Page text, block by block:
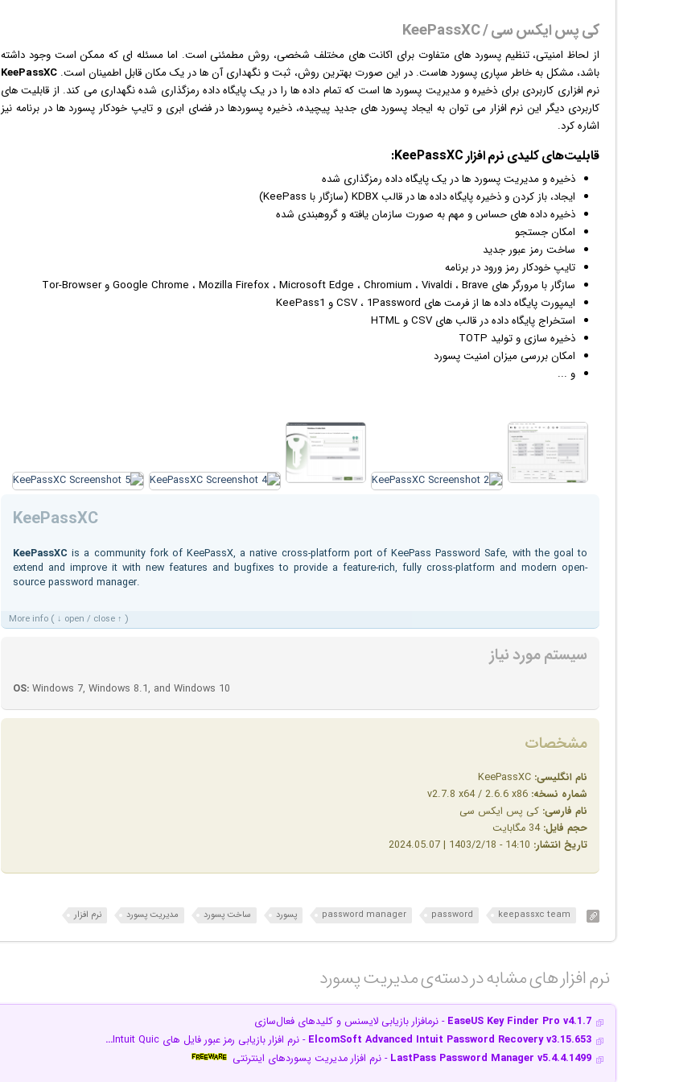
کی پس ایکس سی / KeePassXC
از لحاظ امنیتی، تنظیم پسورد های متفاوت برای اکانت های مختلف شخصی، روش مطمئنی است. اما مسئله ای که ممکن است وجود داشته
باشد، مشکل به خاطر سپاری پسورد هاست. در این صورت بهترین روش، ثبت و نگهداری آن ها در یک مکان قابل اطمینان است. KeePassXC
نرم افزاری کاربردی برای ذخیره و مدیریت پسورد ها است که تمام داده ها را در یک پایگاه داده رمزگذاری شده نگهداری می کند. از قابلیت های
کاربردی دیگر این نرم افزار می توان به ایجاد پسورد های جدید پیچیده، ذخیره پسوردها در فضای ابری و تایپ خودکار پسورد ها در برنامه نیز
اشاره کرد.
قابلیت‌های کلیدی نرم افزار
ذخیره و مدیریت پسورد ها در یک پایگاه داده رمزگذاری شده
ایجاد، باز کردن و ذخیره پایگاه داده ها در قالب KDBX (سازگار با KeePass)
ذخیره داده های حساس و مهم به صورت سازمان یافته و گروهبندی شده
امکان جستجو
ساخت رمز عبور جدید
تایپ خودکار رمز ورود در برنامه
سازگار با مرورگر های Google Chrome ، Mozilla Firefox ، Microsoft Edge ، Chromium ، Vivaldi ، Brave و Tor-Browser
ایمپورت پایگاه داده ها از فرمت های CSV ، 1Password و KeePass1
استخراج پایگاه داده در قالب های CSV و HTML
ذخیره سازی و تولید TOTP
امکان بررسی میزان امنیت پسورد
و ...
KeePassXC
KeePassXCis a community fork of KeePassX, a native cross-platform port of KeePass Password Safe, with the goal to
extend and improve it with new features and bugfixes to provide a feature-rich, fully cross-platform and modern open-
source password manager.
More info ( ↓ open / close ↑ )
سیستم مورد نیاز
OS: Windows 7, Windows 8.1, and Windows 10
مشخصات
نام انگلیسی:
شماره نسخه:
نام فارسی: کی پس ایکس سی
حجم فایل: 34 مگابایت
تاریخ انتشار:
keepassxc team
password
password manager پسورد ساخت پسورد مدیریت پسورد نرم افزار
نرم افزار های مشابه در دسته‌ی‌ مدیریت پسورد‎
EaseUS Key Finder Pro v4.1.7 - نرم‎افزار بازیابی لایسنس و کلیدهای فعال‌سازی
ElcomSoft Advanced Intuit Password Recovery v3.15.653 - نرم افزار بازیابی رمز عبور فایل های Intuit Quic
…
LastPass Password Manager v5.4.4.1499 - نرم افزار مدیریت پسوردهای اینترنتی